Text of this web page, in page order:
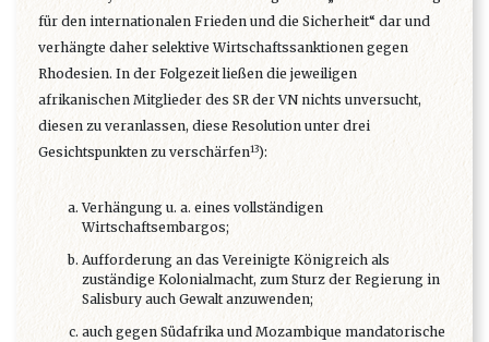
für den internationalen Frieden und die Sicherheit“ dar und
verhängte daher selektive Wirtschaftssanktionen gegen
Rhodesien. In der Folgezeit ließen die jeweiligen
afrikanischen Mitglieder des SR der VN nichts unversucht,
diesen zu veranlassen, diese Resolution unter drei
Gesichtspunkten zu verschärfen13):
Verhängung u. a. eines vollständigen
Wirtschaftsembargos;
Aufforderung an das Vereinigte Königreich als
zuständige Kolonialmacht, zum Sturz der Regierung in
Salisbury auch Gewalt anzuwenden;
auch gegen Südafrika und Mozambique mandatorische